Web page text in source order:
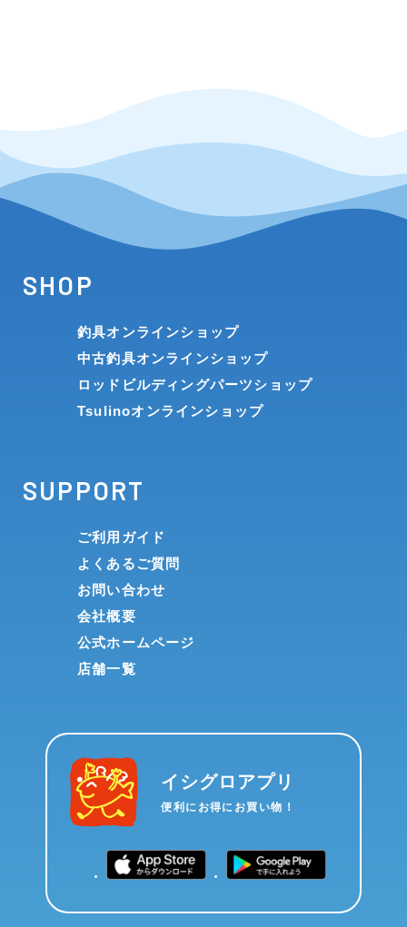
SHOP
釣具オンラインショップ
中古釣具オンラインショップ
ロッドビルディングパーツショップ
Tsulinoオンラインショップ
SUPPORT
ご利用ガイド
よくあるご質問
お問い合わせ
会社概要
公式ホームページ
店舗一覧
イシグロアプリ
便利にお得にお買い物！